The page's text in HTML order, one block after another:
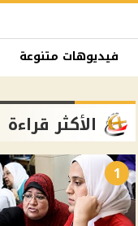
فيديوهات متنوعة
الأكثر قراءة
1